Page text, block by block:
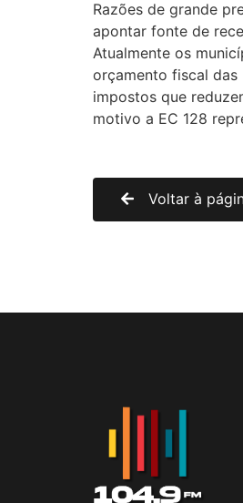
Razões de grande
apontar fonte de
Atualmente os
orçamento fiscal das
impostos que
motivo a EC 128
Voltar à